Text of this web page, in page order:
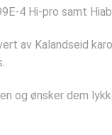
4 Hi-pro samt
av Kalandseid
og ønsker dem